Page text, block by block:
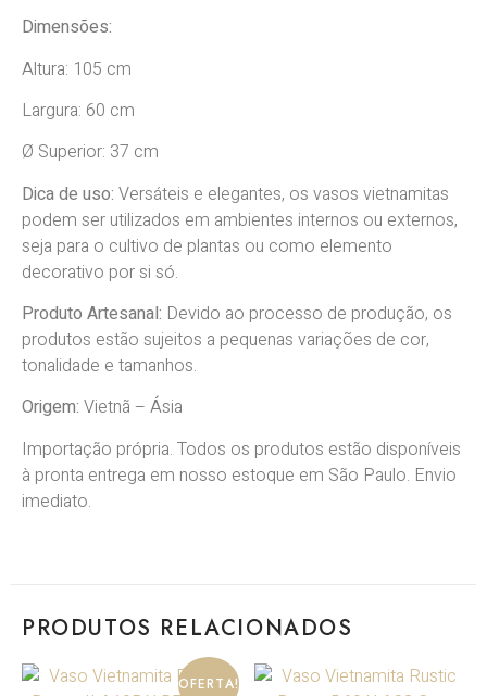
Dimensões:
Altura: 105 cm
Largura: 60 cm
Ø Superior: 37 cm
Dica de uso: Versáteis e elegantes, os vasos vietnamitas
podem ser utilizados em ambientes internos ou externos,
seja para o cultivo de plantas ou como elemento
decorativo por si só.
Produto Artesanal: Devido ao processo de produção, os
produtos estão sujeitos a pequenas variações de cor,
tonalidade e tamanhos.
Origem: Vietnã – Ásia
Importação própria. Todos os produtos estão disponíveis
à pronta entrega em nosso estoque em São Paulo. Envio
imediato.
PRODUTOS RELACIONADOS
OFERTA!